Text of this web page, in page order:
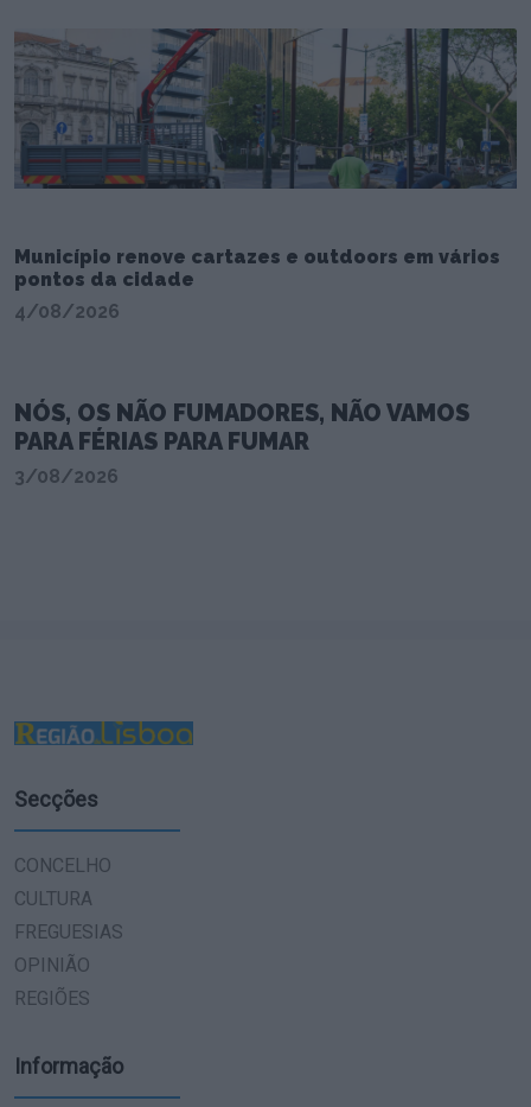
Município renove cartazes e outdoors em vários
pontos da cidade
4/08/2026
NÓS, OS NÃO FUMADORES, NÃO VAMOS
PARA FÉRIAS PARA FUMAR
3/08/2026
Secções
CONCELHO
CULTURA
FREGUESIAS
OPINIÃO
REGIÕES
Informação